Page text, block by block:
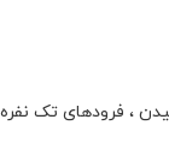
، فرودهای تک